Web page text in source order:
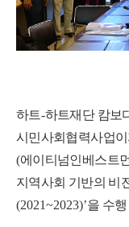
하트-하트재단 캄보
시민사회협력사업
(에이티넘인베스트
지역사회 기반의 비
(2021~2023)’을 수